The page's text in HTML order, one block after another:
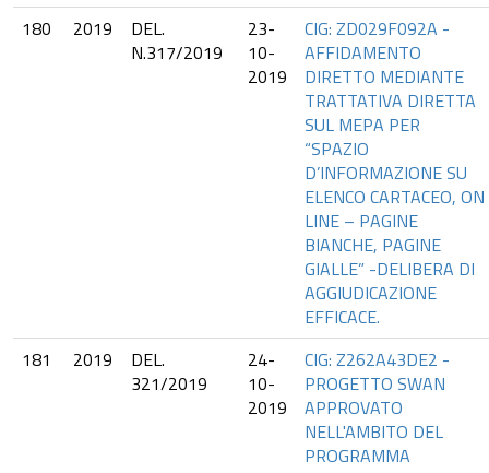
180
2019
DEL.
N.317/2019
23-
10-
2019
CIG: ZD029F092A -
AFFIDAMENTO
DIRETTO MEDIANTE
TRATTATIVA DIRETTA
SUL MEPA PER
“SPAZIO
D’INFORMAZIONE SU
ELENCO CARTACEO, ON
LINE – PAGINE
BIANCHE, PAGINE
GIALLE” -DELIBERA DI
AGGIUDICAZIONE
EFFICACE.
181
2019
DEL.
321/2019
24-
10-
2019
CIG: Z262A43DE2 -
PROGETTO SWAN
APPROVATO
NELL'AMBITO DEL
PROGRAMMA